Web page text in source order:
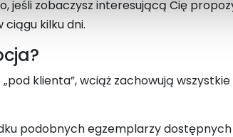
jeśli zobaczysz interesującą Cię
ciągu kilku dni.
klienta”, wciąż zachowują
podobnych egzemplarzy